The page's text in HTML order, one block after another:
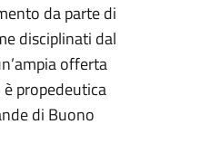
da parte di
disciplinati dal
offerta
propedeutica
di Buono